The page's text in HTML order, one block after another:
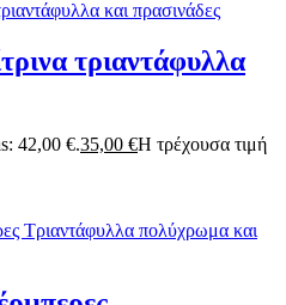
τριαντάφυλλα
42,00 €.35,00 €Η τρέχουσα τιμή